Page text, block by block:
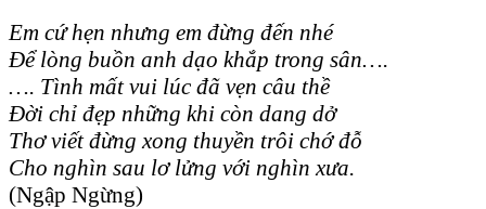
Em cứ hẹn nhưng em đừng đến nhé
Để lòng buồn anh dạo khắp trong sân….
…. Tình mất vui lúc đã vẹn câu thề
Đời chỉ đẹp những khi còn dang dở
Thơ viết đừng xong thuyền trôi chớ đỗ
Cho nghìn sau lơ lửng với nghìn xưa.
(Ngập Ngừng)